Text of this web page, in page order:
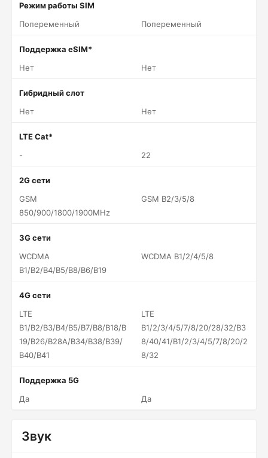
Режим работы SIM
Попеременный
Попеременный
Поддержка eSIM*
Нет
Нет
Гибридный слот
Нет
Нет
LTE Cat*
-
22
2G сети
GSM
850/900/1800/1900MHz
GSM B2/3/5/8
3G сети
WCDMA
B1/B2/B4/B5/B8/B6/B19
WCDMA B1/2/4/5/8
4G сети
LTE
B1/B2/B3/B4/B5/B7/B8/B18/B
19/B26/B28A/B34/B38/B39/
B40/B41
LTE
B1/2/3/4/5/7/8/20/28/32/B3
8/40/41/B1/2/3/4/5/7/8/20/2
8/32
Поддержка 5G
Да
Да
Звук